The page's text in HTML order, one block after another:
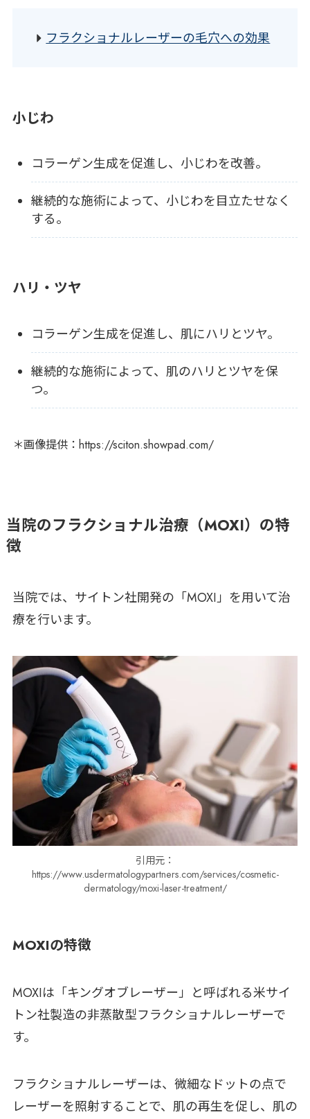
フラクショナルレーザーの毛穴への効果
小じわ
コラーゲン生成を促進し、小じわを改善。
継続的な施術によって、小じわを目立たせなく
する。
ハリ・ツヤ
コラーゲン生成を促進し、肌にハリとツヤ。
継続的な施術によって、肌のハリとツヤを保
つ。
＊画像提供：https://sciton.showpad.com/
当院のフラクショナル治療（MOXI）の特
徴
当院では、サイトン社開発の「MOXI」を用いて治
療を行います。
引用元：
https://www.usdermatologypartners.com/services/cosmetic-
dermatology/moxi-laser-treatment/
MOXIの特徴
MOXIは「キングオブレーザー」と呼ばれる米サイ
トン社製造の非蒸散型フラクショナルレーザーで
す。
フラクショナルレーザーは、微細なドットの点で
レーザーを照射することで、肌の再生を促し、肌の